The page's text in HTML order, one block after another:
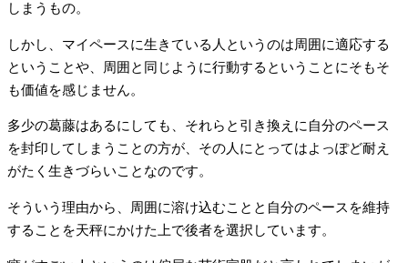
しまうもの。
しかし、マイペースに生きている人というのは周囲に適応する
ということや、周囲と同じように行動するということにそもそ
も価値を感じません。
多少の葛藤はあるにしても、それらと引き換えに自分のペース
を封印してしまうことの方が、その人にとってはよっぽど耐え
がたく生きづらいことなのです。
そういう理由から、周囲に溶け込むことと自分のペースを維持
することを天秤にかけた上で後者を選択しています。